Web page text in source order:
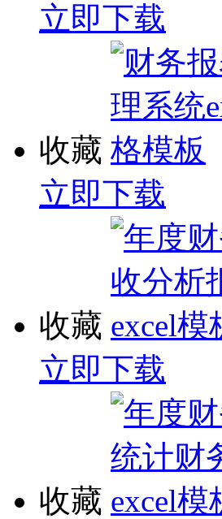
立即下载
收藏
立即下载
收藏
立即下载
收藏